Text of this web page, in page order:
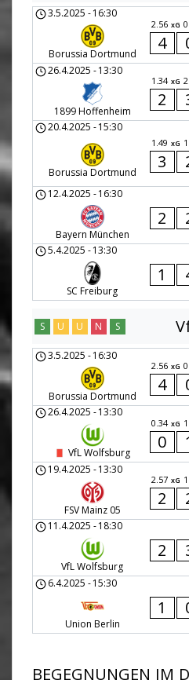
3.5.2025 -16:30
Borussia Dortmund
2.56 xG
4
26.4.2025 -13:30
1899 Hoffenheim
1.34 xG
2
20.4.2025 -15:30
Borussia Dortmund
1.49 xG
3
12.4.2025 -16:30
Bayern München
2
5.4.2025 -13:30
SC Freiburg
1
S U U N S
3.5.2025 -16:30
Borussia Dortmund
2.56 xG
4
26.4.2025 -13:30
VfL Wolfsburg
0.34 xG
0
19.4.2025 -13:30
FSV Mainz 05
2.57 xG
2
11.4.2025 -18:30
VfL Wolfsburg
2
6.4.2025 -15:30
Union Berlin
1
BEGEGNUNGEN IM